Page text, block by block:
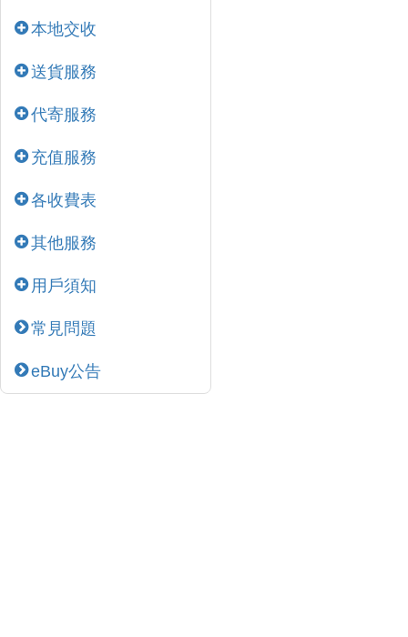
本地交收
送貨服務
代寄服務
充值服務
各收費表
其他服務
用戶須知
常見問題
eBuy公告